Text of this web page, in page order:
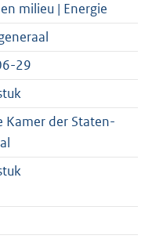
milieu | Energie
29
Kamer der Staten-